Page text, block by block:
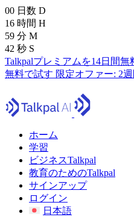
00 日数 D
16 時間 H
59 分 M
40 秒 S
Talkpalプレミアムを14日間無
無料で試す 限定オファー: 2
ホーム
学習
ビジネスTalkpal
教育のためのTalkpal
サインアップ
ログイン
日本語